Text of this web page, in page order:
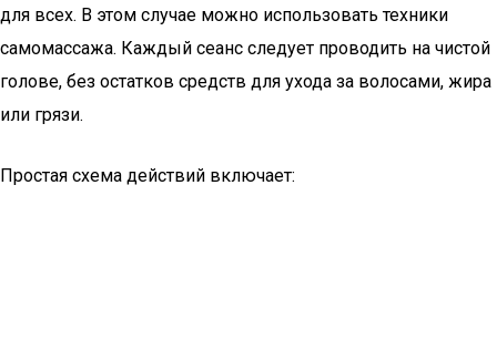
для всех. В этом случае можно использовать техники
самомассажа. Каждый сеанс следует проводить на чистой
голове, без остатков средств для ухода за волосами, жира
или грязи.
Простая схема действий включает: